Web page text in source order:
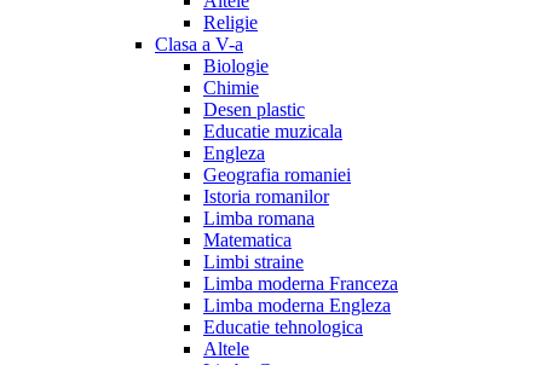
Religie
Clasa a V-a
Biologie
Chimie
Desen plastic
Educatie muzicala
Engleza
Geografia romaniei
Istoria romanilor
Limba romana
Matematica
Limbi straine
Limba moderna Franceza
Limba moderna Engleza
Educatie tehnologica
Altele